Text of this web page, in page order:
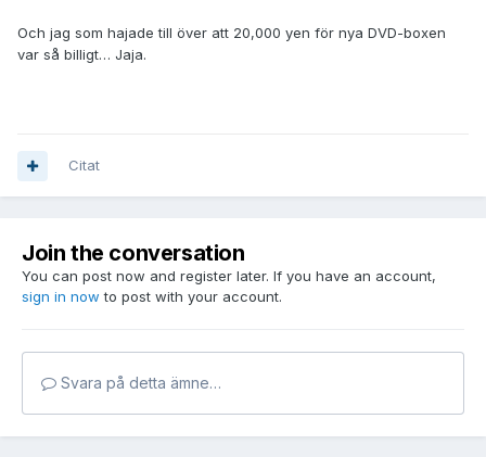
Och jag som hajade till över att 20,000 yen för nya DVD-boxen
var så billigt… Jaja.
Citat
Join the conversation
You can post now and register later. If you have an account,
sign in now to post with your account.
Svara på detta ämne…